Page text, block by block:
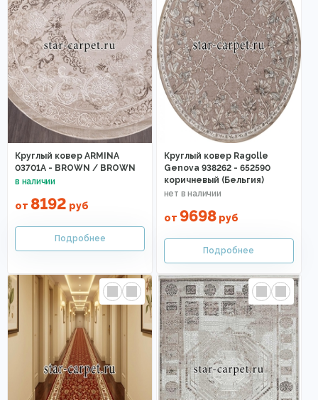
Круглый ковер ARMINA
03701A - BROWN / BROWN
от 8192 руб
Круглый ковер Ragolle
Genova 938262 - 652590
коричневый (Бельгия)
от 9698руб